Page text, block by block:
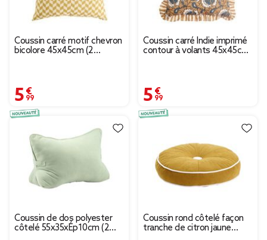
Coussin carré motif chevron
bicolore 45x45cm (2
5,99 €
Coussin carré Indie imprimé
contour à volants 45x45cm
5,99 €
Coussin de dos polyester
côtelé 55x35xÉp10cm (2
Coussin rond côtelé façon
tranche de citron jaune